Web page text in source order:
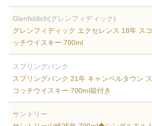
Glenfiddich(グレンフィディック)
グレンフィディック エクセレンス 18年 スコ
ッチウイスキー 700ml
スプリングバンク
スプリングバンク 21年 キャンベルタウン ス
コッチウイスキー 700ml箱付き
サントリー